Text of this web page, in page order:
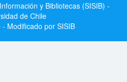
y Bibliotecas (SISIB) -
de Chile
Modificado por SISIB